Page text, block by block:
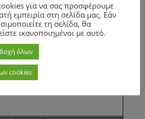
για να σας προσφέρουμε
εμπειρία στη σελίδα μας. Εάν
τη σελίδα, θα
ικανοποιημένοι με αυτό.
όλων
cookies